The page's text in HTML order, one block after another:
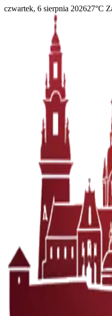
czwartek, 6 sierpnia 202627°C